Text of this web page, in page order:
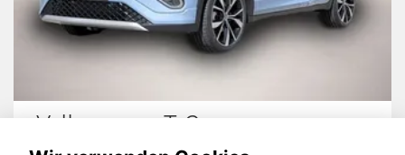
Skoda Karoq